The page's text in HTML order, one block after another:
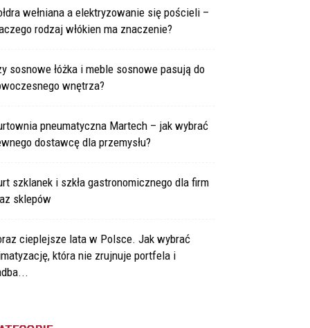
wełniana a elektryzowanie się pościeli –
rodzaj włókien ma znaczenie?
sosnowe łóżka i meble sosnowe pasują do
wnętrza?
pneumatyczna Martech – jak wybrać
dostawcę dla przemysłu?
szklanek i szkła gastronomicznego dla firm
sklepów
cieplejsze lata w Polsce. Jak wybrać
która nie zrujnuje portfela i